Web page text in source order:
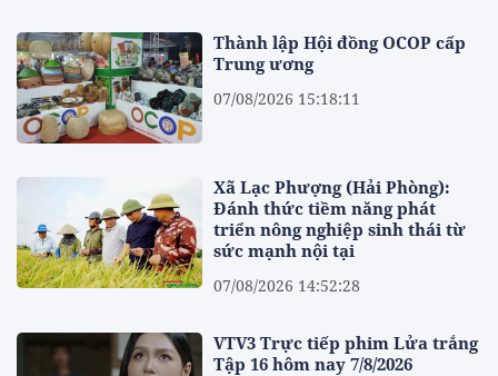
Thành lập Hội đồng OCOP cấp
Trung ương
07/08/2026 15:18:11
Xã Lạc Phượng (Hải Phòng):
Đánh thức tiềm năng phát
triển nông nghiệp sinh thái từ
sức mạnh nội tại
07/08/2026 14:52:28
VTV3 Trực tiếp phim Lửa trắng
Tập 16 hôm nay 7/8/2026